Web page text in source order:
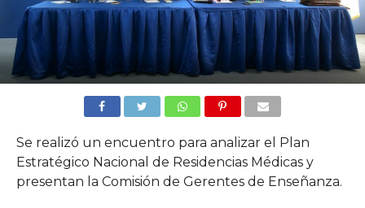
Se realizó un encuentro para analizar el Plan
Estratégico Nacional de Residencias Médicas y
presentan la Comisión de Gerentes de Enseñanza.